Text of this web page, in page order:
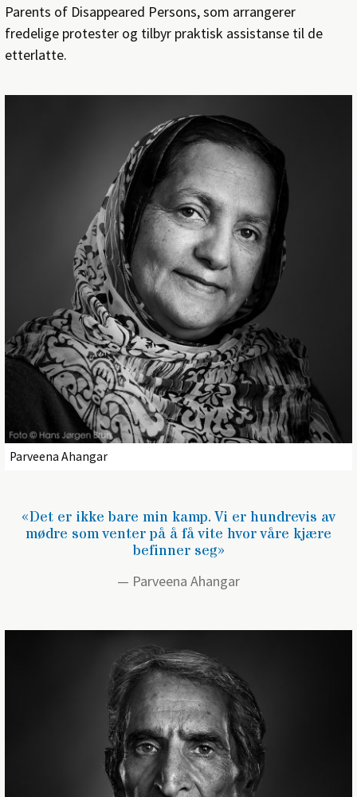
Parents of Disappeared Persons, som arrangerer
fredelige protester og tilbyr praktisk assistanse til de
etterlatte.
Parveena Ahangar
«Det er ikke bare min kamp. Vi er hundrevis av
mødre som venter på å få vite hvor våre kjære
befinner seg»
Parveena Ahangar